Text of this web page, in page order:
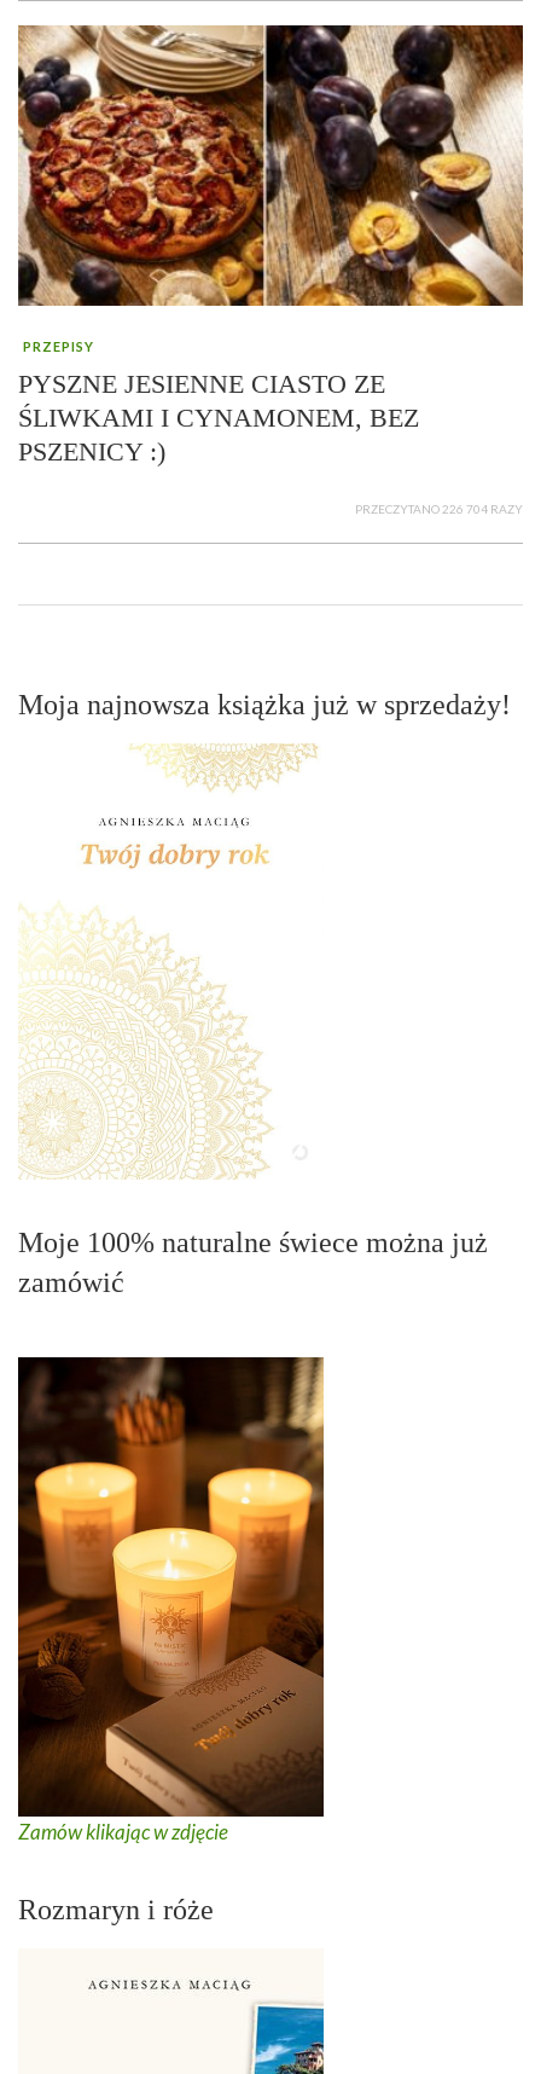
PRZEPISY
PYSZNE JESIENNE CIASTO ZE
ŚLIWKAMI I CYNAMONEM, BEZ
PSZENICY :)
PRZECZYTANO 226 704 RAZY
Moja najnowsza książka już w sprzedaży!
Moje 100% naturalne świece można już
zamówić
Zamów klikając w zdjęcie
Rozmaryn i róże